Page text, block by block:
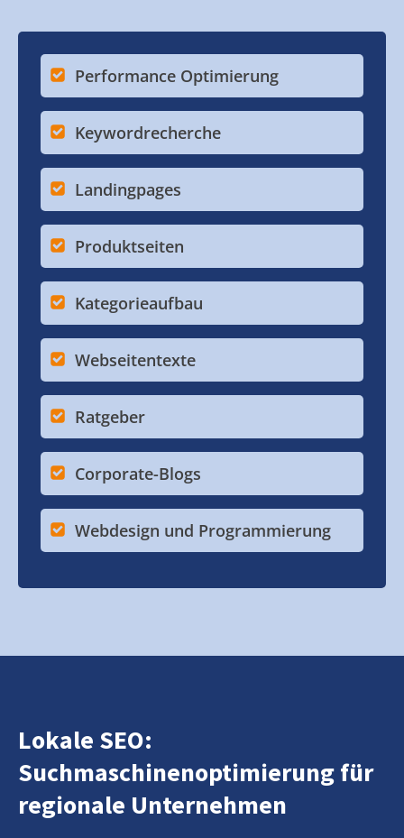
Performance Optimierung
Keywordrecherche
Landingpages
Produktseiten
Kategorieaufbau
Webseitentexte
Ratgeber
Corporate-Blogs
Webdesign und Programmierung
Lokale SEO:
Suchmaschinenoptimierung für
regionale Unternehmen